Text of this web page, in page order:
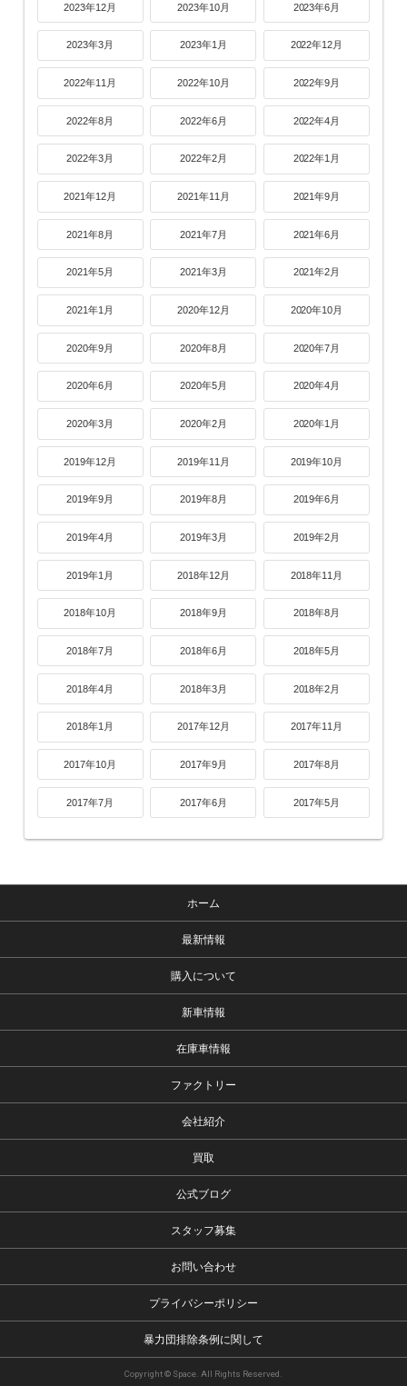
2023年12月 2023年10月 2023年6月
2023年3月 2023年1月 2022年12月
2022年11月 2022年10月 2022年9月
2022年8月 2022年6月 2022年4月
2022年3月 2022年2月 2022年1月
2021年12月 2021年11月 2021年9月
2021年8月 2021年7月 2021年6月
2021年5月 2021年3月 2021年2月
2021年1月 2020年12月 2020年10月
2020年9月 2020年8月 2020年7月
2020年6月 2020年5月 2020年4月
2020年3月 2020年2月 2020年1月
2019年12月 2019年11月 2019年10月
2019年9月 2019年8月 2019年6月
2019年4月 2019年3月 2019年2月
2019年1月 2018年12月 2018年11月
2018年10月 2018年9月 2018年8月
2018年7月 2018年6月 2018年5月
2018年4月 2018年3月 2018年2月
2018年1月 2017年12月 2017年11月
2017年10月 2017年9月 2017年8月
2017年7月 2017年6月 2017年5月
ホーム
最新情報
購入について
新車情報
在庫車情報
ファクトリー
会社紹介
買取
公式ブログ
スタッフ募集
お問い合わせ
プライバシーポリシー
暴力団排除条例に関して
Copyright © Space. All Rights Reserved.